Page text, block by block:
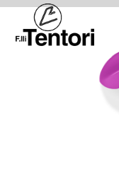
Skip
content
Open
mobile
Close
mobile